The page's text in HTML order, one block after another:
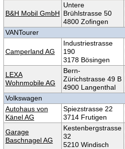
B&H Mobil GmbH
Untere
Brühlstrasse 50
4800 Zofingen
VANTourer
Camperland AG
Industriestrasse
190
3178 Bösingen
LEXA
Wohnmobile AG
Bern-
Zürichstrasse 49 B
4900 Langenthal
Volkswagen
Autohaus von
Känel AG
Spiezstrasse 22
3714 Frutigen
Garage
Baschnagel AG
Kestenbergstrasse
32
5210 Windisch